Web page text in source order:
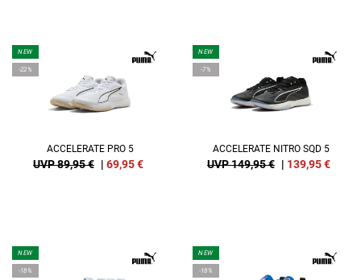
NEW
-22%
ACCELERATE PRO 5
UVP 89,95 € | 69,95€
NEW
-7%
ACCELERATE NITRO SQD 5
UVP 149,95 € | 139,95€
NEW
-18%
NEW
-18%